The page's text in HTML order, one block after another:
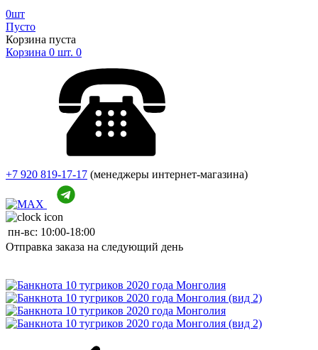
0шт
Пусто
Корзина пуста
Корзина 0 шт. 0
+7 920 819-17-17 (менеджеры интернет-магазина)
пн-вс: 10:00-18:00
Отправка заказа на следующий день